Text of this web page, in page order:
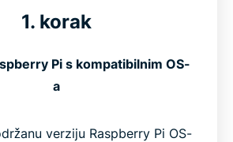
1. korak
Pi s kompatibilnim OS-
a
verziju Raspberry Pi OS-